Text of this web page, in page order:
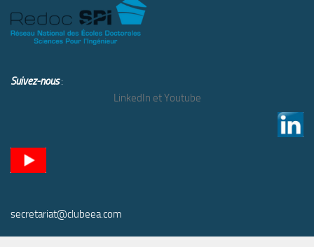
Suivez-nous:
LinkedIn et Youtube
secretariat@clubeea.com